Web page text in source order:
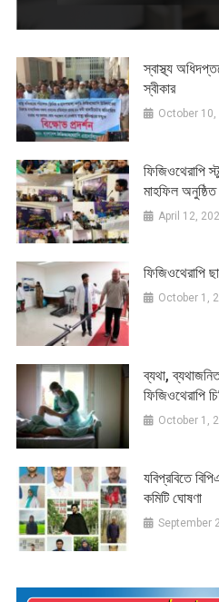
স্বাস্থ্য
স্বীকার
October 10,
ফিজিওথেরাপি
মাহফিল অনুষ্ঠিত
April 12,
ফিজিওথেরাপি
October 1,
ব্যথা,
ফিজিওথেরাপি
October 1,
যবিপ্রবিতে
কমিটি ঘোষণা
September